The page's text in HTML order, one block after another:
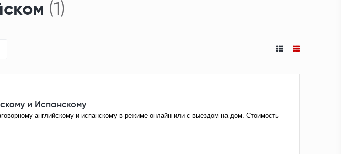
(1)
и Испанскому
английскому и испанскому в режиме онлайн или с выездом на дом. Стоимость